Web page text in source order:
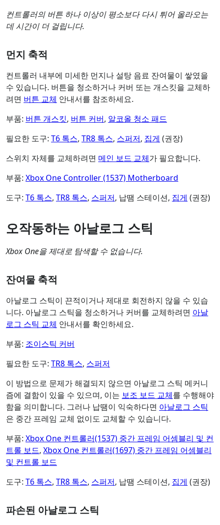
컨트롤러의 버튼 하나 이상이 평소보다 다시 튀어 올라오는
데 시간이 더 걸립니다.
먼지 축적
컨트롤러 내부에 미세한 먼지나 설탕 음료 잔여물이 쌓였을
수 있습니다. 버튼을 청소하거나 커버 또는 개스킷을 교체하
려면 버튼 교체 안내서를 참조하세요.
부품: 버튼 개스킷, 버튼 커버, 알코올 청소 패드
필요한 도구: T6 톡스, TR8 톡스, 스퍼저, 집게 (권장)
스위치 자체를 교체하려면 메인 보드 교체가 필요합니다.
부품: Xbox One Controller (1537) Motherboard
도구: T6 톡스, TR8 톡스, 스퍼저, 납땜 스테이션, 집게 (권장)
오작동하는 아날로그 스틱
Xbox One을 제대로 탐색할 수 없습니다.
잔여물 축적
아날로그 스틱이 끈적이거나 제대로 회전하지 않을 수 있습
니다. 아날로그 스틱을 청소하거나 커버를 교체하려면 아날
로그 스틱 교체 안내서를 확인하세요.
부품: 조이스틱 커버
필요한 도구: TR8 톡스, 스퍼저
이 방법으로 문제가 해결되지 않으면 아날로그 스틱 메커니
즘에 결함이 있을 수 있으며, 이는 보조 보드 교체를 수행해야
함을 의미합니다. 그러나 납땜이 익숙하다면 아날로그 스틱
은 중간 프레임 교체 없이도 교체할 수 있습니다.
부품: Xbox One 컨트롤러(1537) 중간 프레임 어셈블리 및 컨
트롤 보드, Xbox One 컨트롤러(1697) 중간 프레임 어셈블리
및 컨트롤 보드
도구: T6 톡스, TR8 톡스, 스퍼저, 납땜 스테이션, 집게 (권장)
파손된 아날로그 스틱